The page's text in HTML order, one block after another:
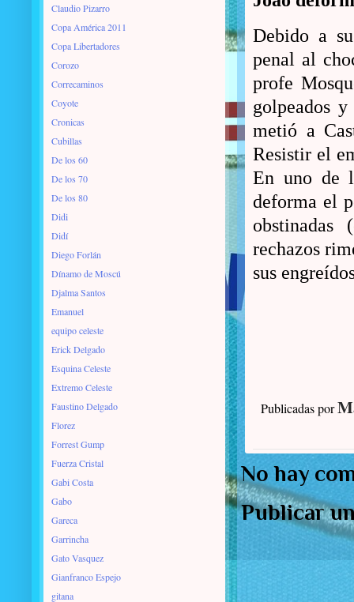
Debido a
penal al
profe
golpeados
metió a
Resistir el
En uno de
deforma el
obstinadas
rechazos
sus
Publicadas por
No hay
Publicar
Claudio Pizarro
Copa América 2011
Copa Libertadores
Corozo
Correcaminos
Coyote
Cronicas
Cubillas
De los 60
De los 70
De los 80
Didi
Didí
Diego Forlán
Dínamo de Moscú
Djalma Santos
Emanuel
equipo celeste
Erick Delgado
Esquina Celeste
Extremo Celeste
Faustino Delgado
Florez
Forrest Gump
Fuerza Cristal
Gabi Costa
Gabo
Gareca
Garrincha
Gato Vasquez
Gianfranco Espejo
gitana